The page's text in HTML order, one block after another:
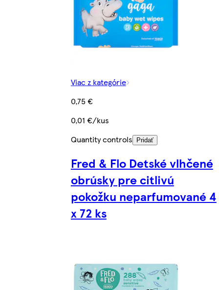
Viac z kategórie
0,75 €
0,01 €/kus
Quantity controls
Pridať
Fred & Flo Detské vlhčené
obrúsky pre citlivú
pokožku neparfumované 4
x 72 ks